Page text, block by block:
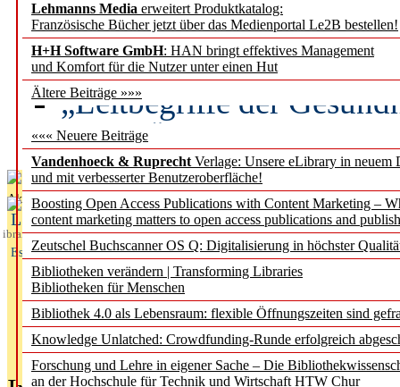
Lehmanns Media erweitert Produktkatalog:
Französische Bücher jetzt über das Medienportal Le2B bestellen!
H+H Software GmbH: HAN bringt effektives Management
und Komfort für die Nutzer unter einen Hut
Ältere Beiträge »»»
««« Neuere Beiträge
Vandenhoeck & Ruprecht Verlage: Unsere eLibrary in neuem
und mit verbesserter Benutzeroberfläche!
Boosting Open Access Publications with Content Marketing –
content marketing matters to open access publications and
Zeutschel Buchscanner OS Q: Digitalisierung in höchster
Bibliotheken verändern | Transforming Libraries
Bibliotheken für Menschen
Bibliothek 4.0 als Lebensraum: flexible Öffnungszeiten sind
Knowledge Unlatched: Crowdfunding-Runde erfolgreich
Forschung und Lehre in eigener Sache – Die
an der Hochschule für Technik und Wirtschaft HTW Chur
Künstliche Intelligenz
besser zu verstehen
„Leitbegriffe der
des BIÖG erscheinen
Aktuelles aus
L
ibrary
Essentials